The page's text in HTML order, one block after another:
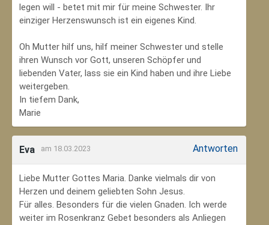
legen will - betet mit mir für meine Schwester. Ihr
einziger Herzenswunsch ist ein eigenes Kind.
Oh Mutter hilf uns, hilf meiner Schwester und stelle
ihren Wunsch vor Gott, unseren Schöpfer und
liebenden Vater, lass sie ein Kind haben und ihre Liebe
weitergeben.
In tiefem Dank,
Marie
Eva am 18.03.2023 Antworten
Liebe Mutter Gottes Maria. Danke vielmals dir von
Herzen und deinem geliebten Sohn Jesus.
Für alles. Besonders für die vielen Gnaden. Ich werde
weiter im Rosenkranz Gebet besonders als Anliegen